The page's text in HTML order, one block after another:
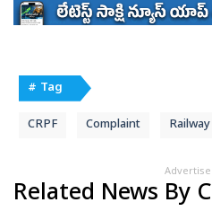
# Tag
CRPF Complaint
Related News By